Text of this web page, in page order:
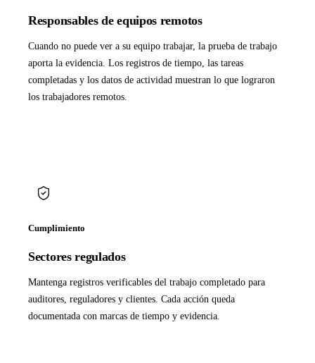
Responsables de equipos remotos
Cuando no puede ver a su equipo trabajar, la prueba de trabajo
aporta la evidencia. Los registros de tiempo, las tareas
completadas y los datos de actividad muestran lo que lograron
los trabajadores remotos.
Cumplimiento
Sectores regulados
Mantenga registros verificables del trabajo completado para
auditores, reguladores y clientes. Cada acción queda
documentada con marcas de tiempo y evidencia.